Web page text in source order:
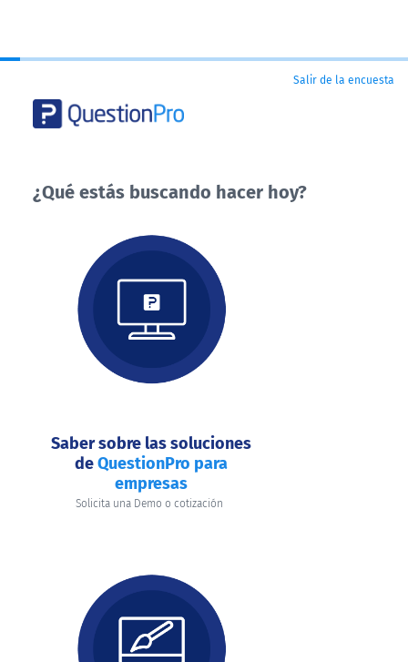
Salir de la encuesta
¿Qué estás buscando hacer hoy?
buscando
hacer
Saber sobre las soluciones
deQuestionPro para
empresas
Solicita una Demo o cotización